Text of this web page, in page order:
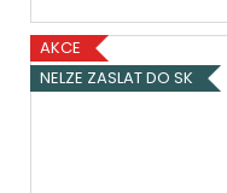
AKCE
NELZE ZASLAT DO SK